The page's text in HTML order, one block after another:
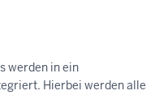
werden in ein
Hierbei werden alle